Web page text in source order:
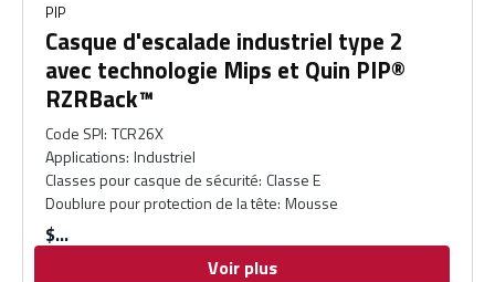
PIP
Casque d'escalade industriel type 2
avec technologie Mips et Quin PIP®
RZRBack™
Code SPI: TCR26X
Applications: Industriel
Classes pour casque de sécurité: Classe E
Doublure pour protection de la tête: Mousse
$
Voir plus